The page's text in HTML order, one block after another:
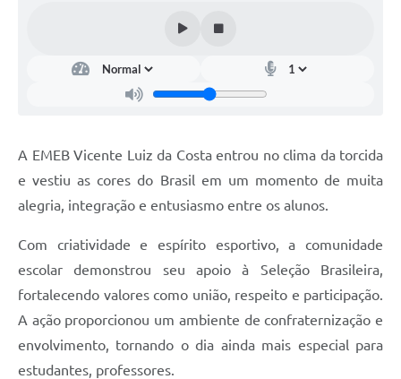
A EMEB Vicente Luiz da Costa entrou no clima da torcida
e vestiu as cores do Brasil em um momento de muita
alegria, integração e entusiasmo entre os alunos.
Com criatividade e espírito esportivo, a comunidade
escolar demonstrou seu apoio à Seleção Brasileira,
fortalecendo valores como união, respeito e participação.
A ação proporcionou um ambiente de confraternização e
envolvimento, tornando o dia ainda mais especial para
estudantes, professores.